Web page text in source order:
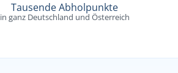
Tausende Abholpunkte
in ganz Deutschland und Österreich